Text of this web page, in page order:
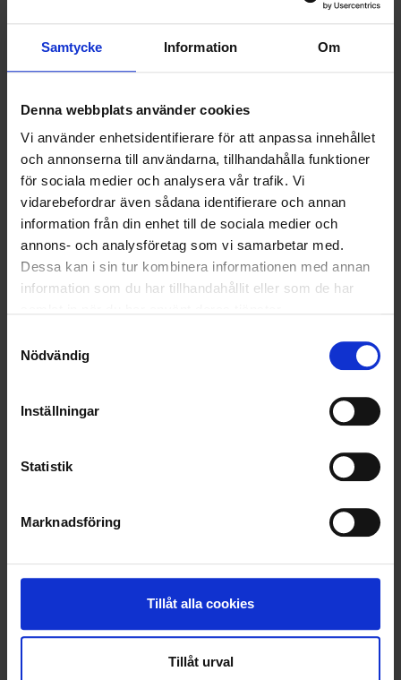
Samtycke Information Om
Denna webbplats använder cookies
Vi använder enhetsidentifierare för att anpassa innehållet
och annonserna till användarna, tillhandahålla funktioner
för sociala medier och analysera vår trafik. Vi
vidarebefordrar även sådana identifierare och annan
information från din enhet till de sociala medier och
annons- och analysföretag som vi samarbetar med.
Dessa kan i sin tur kombinera informationen med annan
information som du har tillhandahållit eller som de har
Nödvändig
Inställningar
Statistik
Marknadsföring
Tillåt alla cookies
Tillåt urval
LANDSKRONA
NYA UPPDRAG
OHLSSONS REGION MITT
OHLSSONS REGION SYD
OHLSSONSKOLLEGOR
SAMARBETEN